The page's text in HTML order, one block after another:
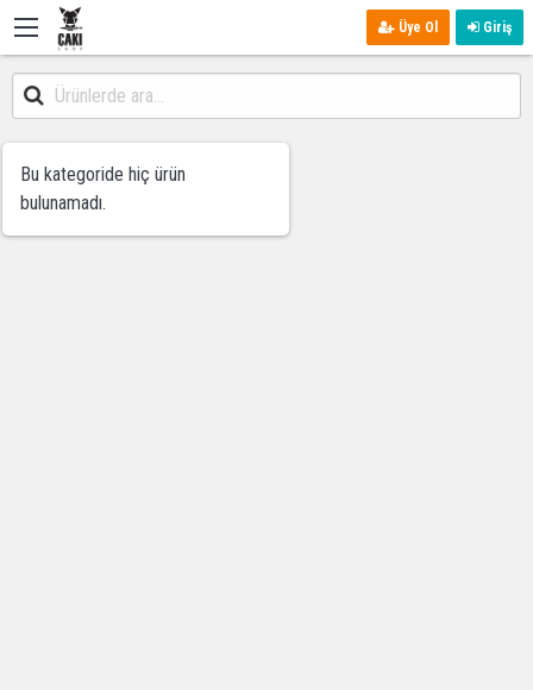
Üye Ol Giriş
Bu kategoride hiç ürün
bulunamadı.